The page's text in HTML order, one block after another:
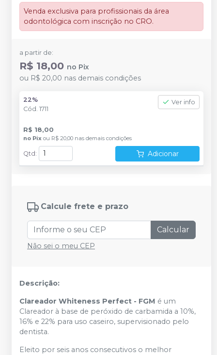
Venda exclusiva para profissionais da área
odontológica com inscrição no CRO.
a partir de:
R$ 18,00 no Pix
ou R$ 20,00 nas demais condições
22%
Cód. 1711
Ver info
R$ 18,00
no Pix ou R$ 20,00 nas demais condições
Qtd : Adicionar
Calcule frete e prazo
Calcular
Não sei o meu CEP
Descrição:
Clareador Whiteness Perfect - FGM é um
Clareador à base de peróxido de carbamida a 10%,
16% e 22% para uso caseiro, supervisionado pelo
dentista.
Eleito por seis anos consecutivos o melhor